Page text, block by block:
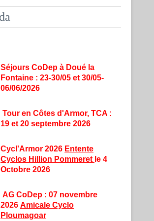
Séjours CoDep à Doué la
Fontaine : 23-30/05 et 30/05-
06/06/2026
Tour en Côtes d'Armor, TCA :
19 et 20 septembre 2026
Cycl'Armor 2026 Entente
Cyclos Hillion Pommeret le 4
Octobre 2026
AG CoDep : 07 novembre
2026 Amicale Cyclo
Ploumagoar